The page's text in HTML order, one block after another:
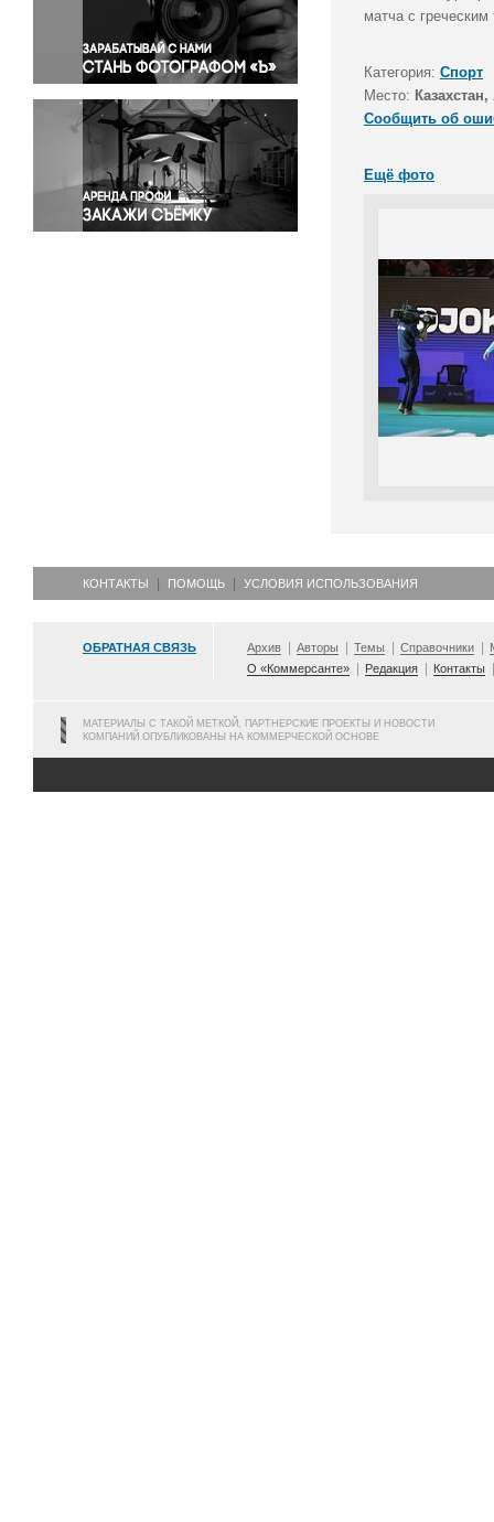
Правосудие
Происшествия и конфликты
Религия
Светская жизнь
Спорт
Экология
Экономика и бизнес
матча с
Категория: Спорт
Место:
Сообщить об
Ещё фото
КОНТАКТЫ ПОМОЩЬ УСЛОВИЯ ИСПОЛЬЗОВАНИЯ
ОБРАТНАЯ СВЯЗЬ Архив Авторы Темы Справочники
О «Коммерсанте»
Редакция Контакты
МАТЕРИАЛЫ С ТАКОЙ МЕТКОЙ, ПАРТНЕРСКИЕ ПРОЕКТЫ И НОВОСТИ
КОМПАНИЙ ОПУБЛИКОВАНЫ НА КОММЕРЧЕСКОЙ ОСНОВЕ